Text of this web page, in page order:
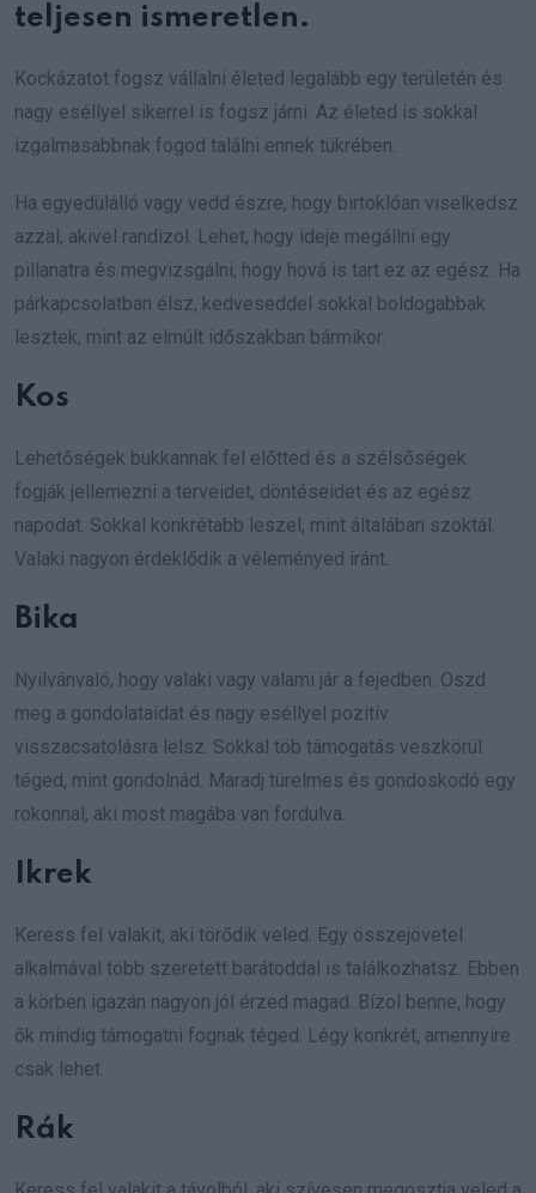
teljesen ismeretlen.
Kockázatot fogsz vállalni életed legalább egy területén és
nagy eséllyel sikerrel is fogsz járni. Az életed is sokkal
izgalmasabbnak fogod találni ennek tükrében.
Ha egyedülálló vagy vedd észre, hogy birtoklóan viselkedsz
azzal, akivel randizol. Lehet, hogy ideje megállni egy
pillanatra és megvizsgálni, hogy hová is tart ez az egész. Ha
párkapcsolatban élsz, kedveseddel sokkal boldogabbak
lesztek, mint az elmúlt időszakban bármikor.
Kos
Lehetőségek bukkannak fel előtted és a szélsőségek
fogják jellemezni a terveidet, döntéseidet és az egész
napodat. Sokkal konkrétabb leszel, mint általában szoktál.
Valaki nagyon érdeklődik a véleményed iránt.
Bika
Nyilvánvaló, hogy valaki vagy valami jár a fejedben. Oszd
meg a gondolataidat és nagy eséllyel pozitív
visszacsatolásra lelsz. Sokkal töb támogatás veszkörül
téged, mint gondolnád. Maradj türelmes és gondoskodó egy
rokonnal, aki most magába van fordulva.
Ikrek
Keress fel valakit, aki törődik veled. Egy összejövetel
alkalmával több szeretett barátoddal is találkozhatsz. Ebben
a körben igazán nagyon jól érzed magad. Bízol benne, hogy
ők mindig támogatni fognak téged. Légy konkrét, amennyire
csak lehet.
Rák